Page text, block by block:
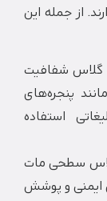
این
مات
پوشش